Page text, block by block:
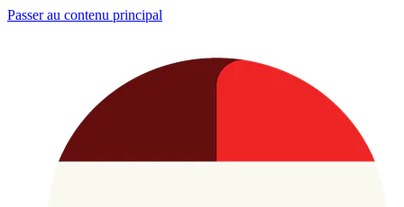
Passer au contenu principal